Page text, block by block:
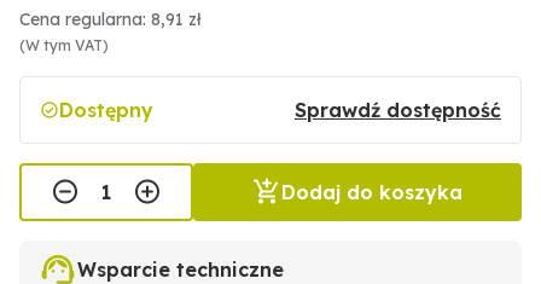
Cena regularna: 8,91 zł
(W tym VAT)
Dostępny Sprawdź dostępność
Dodaj do koszyka
Wsparcie techniczne